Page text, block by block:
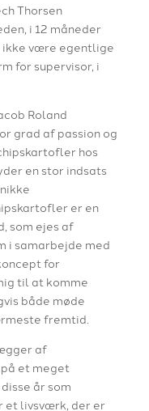
Thorsen
i 12 måneder
være egentlige
for supervisor, i
Roland
grad af passion og
hos
en stor indsats
er en
som ejes af
i samarbejde med
for
til at komme
både møde
fremtid.
af
et meget
år som
et livsværk, der er